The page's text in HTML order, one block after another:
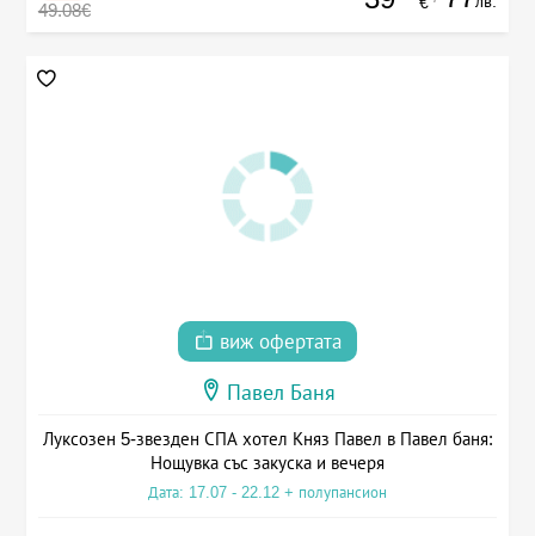
49.08€
виж офертата
Павел Баня
Луксозен 5-звезден СПА хотел Княз Павел в Павел баня:
Нощувка със закуска и вечеря
Дата: 17.07 - 22.12 + полупансион